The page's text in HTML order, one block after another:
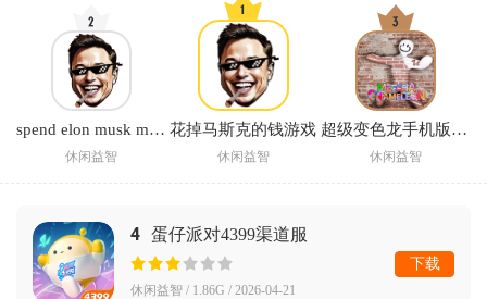
spend elon musk money中文版下载(花掉马斯克的钱)
休闲益智
花掉马斯克的钱游戏
休闲益智
超级变色龙手机版正版
休闲益智
4 蛋仔派对4399渠道服
休闲益智 / 1.86G / 2026-04-21
下载